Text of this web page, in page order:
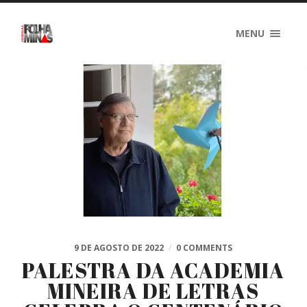
MENU
9 DE AGOSTO DE 2022 / 0 COMMENTS
PALESTRA DA ACADEMIA
MINEIRA DE LETRAS